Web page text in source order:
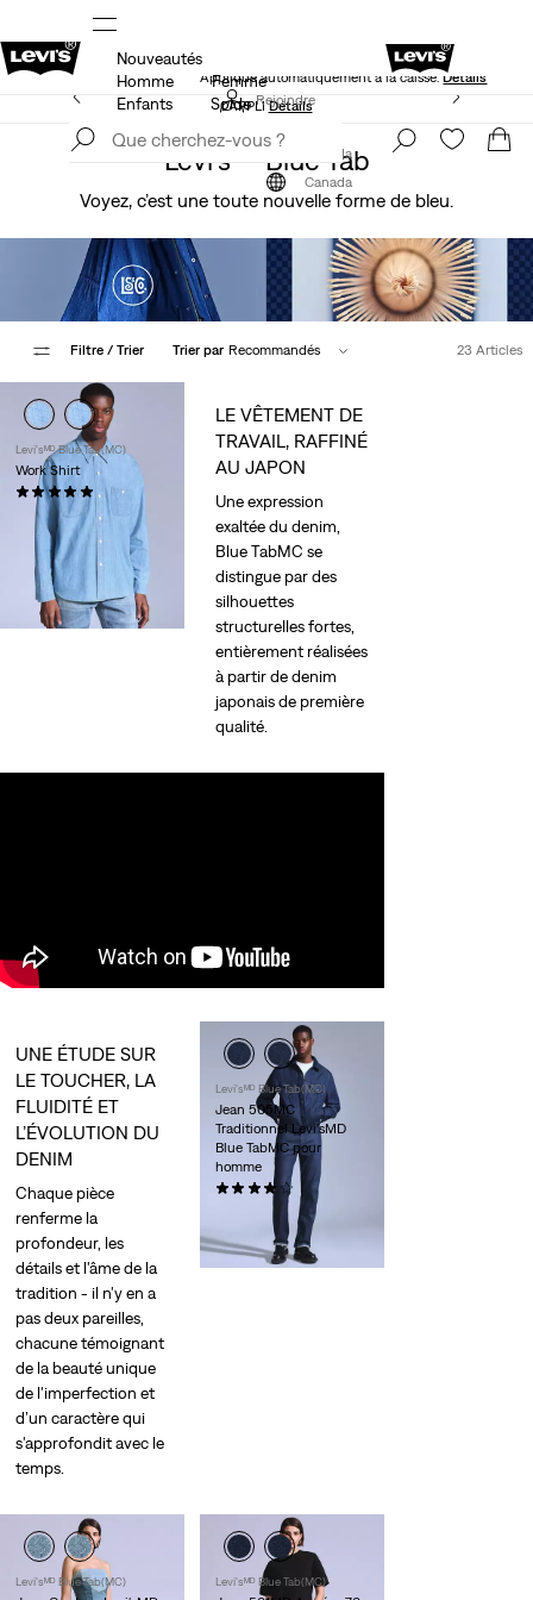
50 % DE RABAIS ADDITIONNEL SUR LES SOLDES.
Appliqué automatiquement à la caisse.Détails
Rejoindre
Canada
Nouveautés
Homme
Femme
Enfants
Solde
LE MEILLEUR DE LEVI'SMD – MAINTENANT DANS
L’APPLIDétails
maintenant
Canada
Levi'sᴹᴰ Blue Tab
Voyez, c’est une toute nouvelle forme de bleu.
Filtre / Trier Trier par Recommandés 23 Articles
Levi'sᴹᴰ Blue Tab(MC)
Work Shirt
(7)
218,00 $
Levi'sᴹᴰ Blue Tab(MC)
Jean 505MC
Traditionnel Levi'sMD
Blue TabMC pour
homme
(20)
Levi'sᴹᴰ Blue Tab(MC) Levi'sᴹᴰ Blue Tab(MC)
LE VÊTEMENT DE
TRAVAIL, RAFFINÉ
AU JAPON
Une expression
exaltée du denim,
Blue TabMC se
distingue par des
silhouettes
structurelles fortes,
entièrement réalisées
à partir de denim
japonais de première
qualité.
UNE ÉTUDE SUR
LE TOUCHER, LA
FLUIDITÉ ET
L’ÉVOLUTION DU
DENIM
Chaque pièce
renferme la
profondeur, les
détails et l'âme de la
tradition - il n'y en a
pas deux pareilles,
chacune témoignant
de la beauté unique
de l'imperfection et
d’un caractère qui
s'approfondit avec le
temps.